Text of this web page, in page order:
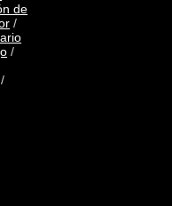
de
/
/
/